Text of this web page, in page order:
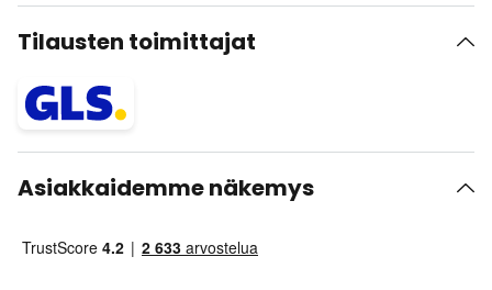
Tilausten toimittajat
Asiakkaidemme näkemys